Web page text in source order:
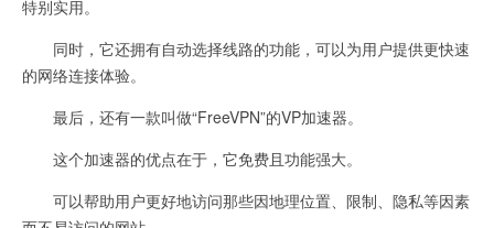
特别实用。
同时，它还拥有自动选择线路的功能，可以为用户提供更快速
的网络连接体验。
最后，还有一款叫做“FreeVPN”的VP加速器。
这个加速器的优点在于，它免费且功能强大。
可以帮助用户更好地访问那些因地理位置、限制、隐私等因素